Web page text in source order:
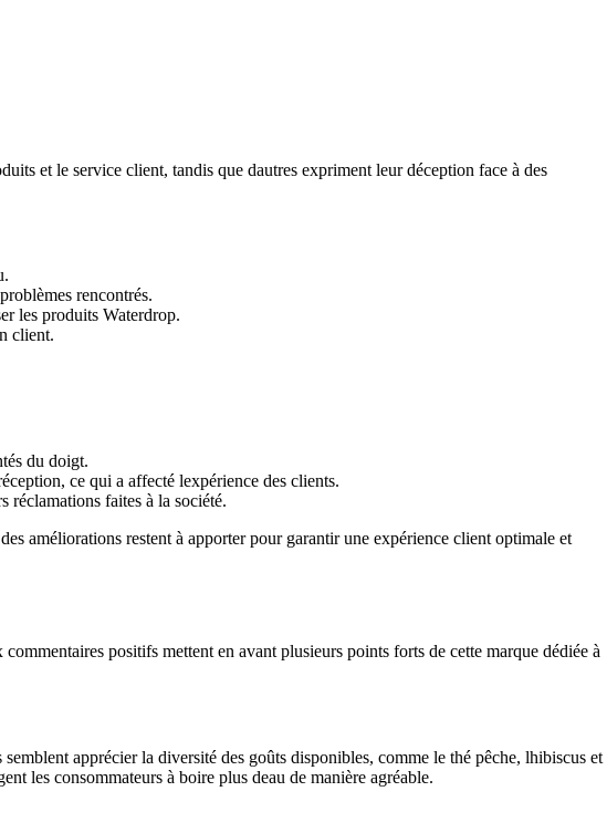
et le service client, tandis que dautres expriment leur déception face à des
rencontrés.
les produits Waterdrop.
client.
du doigt.
ce qui a affecté lexpérience des clients.
réclamations faites à la société.
améliorations restent à apporter pour garantir une expérience client optimale et
positifs mettent en avant plusieurs points forts de cette marque dédiée à
apprécier la diversité des goûts disponibles, comme le thé pêche, lhibiscus et
les consommateurs à boire plus deau de manière agréable.